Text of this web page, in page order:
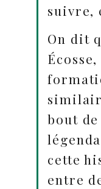
suivre,
On dit
bout de
cette
entre